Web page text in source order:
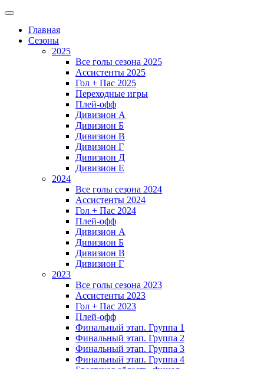
Главная
Сезоны
2025
Все голы сезона 2025
Ассистенты 2025
Гол + Пас 2025
Переходные игры
Плей-офф
Дивизион A
Дивизион Б
Дивизион В
Дивизион Г
Дивизион Д
Дивизион Е
2024
Все голы сезона 2024
Ассистенты 2024
Гол + Пас 2024
Плей-офф
Дивизион A
Дивизион Б
Дивизион В
Дивизион Г
2023
Все голы сезона 2023
Ассистенты 2023
Гол + Пас 2023
Плей-офф
Финальный этап. Группа 1
Финальный этап. Группа 2
Финальный этап. Группа 3
Финальный этап. Группа 4